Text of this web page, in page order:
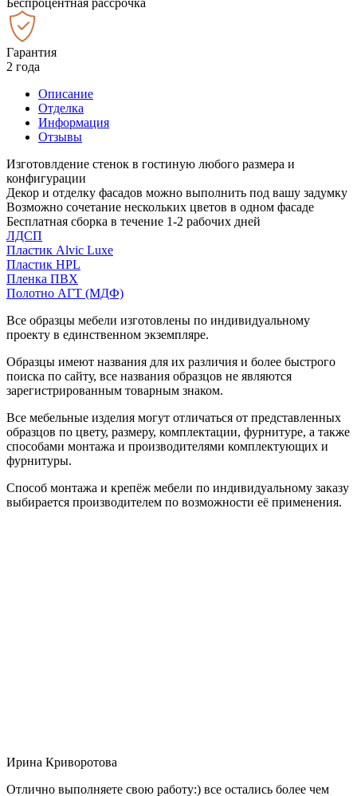
Гарантия
2 года
Описание
Отделка
Информация
Отзывы
Изготовлдение стенок в гостиную любого размера и
конфигурации
Декор и отделку фасадов можно выполнить под вашу задумку
Возможно сочетание нескольких цветов в одном фасаде
Бесплатная сборка в течение 1-2 рабочих дней
ЛДСП
Пластик Alvic Luxe
Пластик HPL
Пленка ПВХ
Полотно АГТ (МДФ)
Все образцы мебели изготовлены по индивидуальному
проекту в единственном экземпляре.
Образцы имеют названия для их различия и более быстрого
поиска по сайту, все названия образцов не являются
зарегистрированным товарным знаком.
Все мебельные изделия могут отличаться от представленных
образцов по цвету, размеру, комплектации, фурнитуре, а также
способами монтажа и производителями комплектующих и
фурнитуры.
Способ монтажа и крепёж мебели по индивидуальному заказу
выбирается производителем по возможности её применения.
Ирина Криворотова
Отлично выполняете свою работу:) все остались более чем